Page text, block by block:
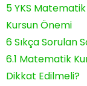
5YKS
Kursun Önemi
6Sıkça Sorulan
6.1 Matematik
Dikkat Edilmeli?